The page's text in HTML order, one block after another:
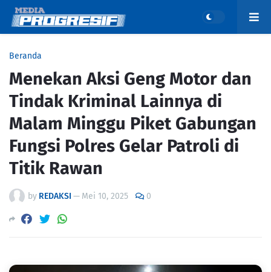
Beranda
Menekan Aksi Geng Motor dan
Tindak Kriminal Lainnya di
Malam Minggu Piket Gabungan
Fungsi Polres Gelar Patroli di
Titik Rawan
by REDAKSI — Mei 10, 2025 0